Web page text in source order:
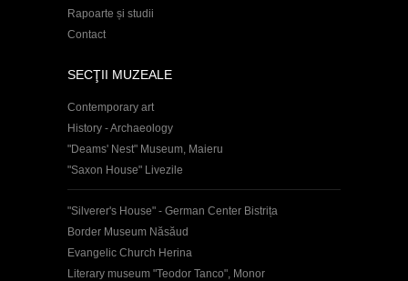
Rapoarte și studii
Contact
SECŢII MUZEALE
Contemporary art
History - Archaeology
"Deams' Nest" Museum, Maieru
"Saxon House" Livezile
"Silverer's House" - German Center Bistrița
Border Museum Năsăud
Evangelic Church Herina
Literary museum "Teodor Tanco", Monor